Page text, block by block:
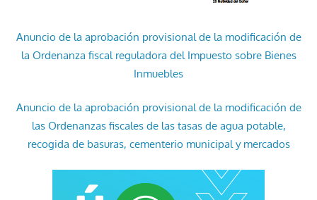
Anuncio de la aprobación provisional de la modificación de
la Ordenanza fiscal reguladora del Impuesto sobre Bienes
Inmuebles
Anuncio de la aprobación provisional de la modificación de
las Ordenanzas fiscales de las tasas de agua potable,
recogida de basuras, cementerio municipal y mercados